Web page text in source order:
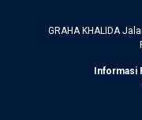
GRAHA KHALIDA
Informasi